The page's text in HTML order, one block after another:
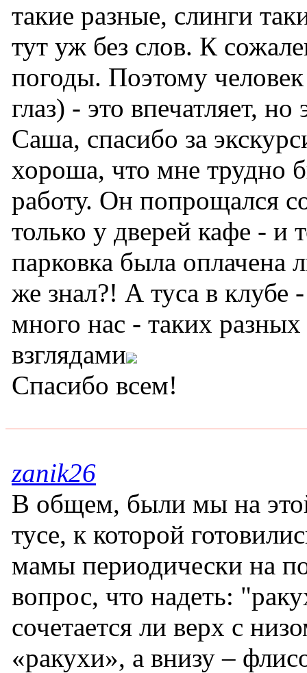
такие разные, слинги
тут уж без слов. К
погоды. Поэтому
глаз) - это впечатляет,
Саша, спасибо за
хороша, что мне трудно
работу. Он попрощался
только у дверей кафе - и
парковка была оплачена
же знал?! А туса в
много нас - таких
взглядами
Спасибо всем!
zanik26
В общем, были мы на
тусе, к которой
мамы периодически на
вопрос, что надеть:
сочетается ли верх с
«ракухи», а внизу –